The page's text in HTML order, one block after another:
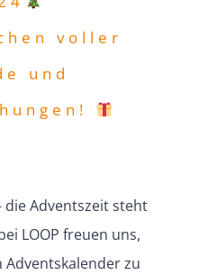
voller
und
die Adventszeit steht
LOOP freuen uns,
zu